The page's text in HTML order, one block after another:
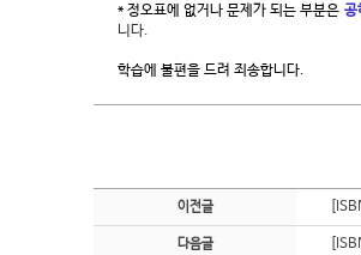
* 정오표에 없거나 문제가 되는 부분은 공
니다.
학습에 불편을 드려 죄송합니다.
이전글
다음글